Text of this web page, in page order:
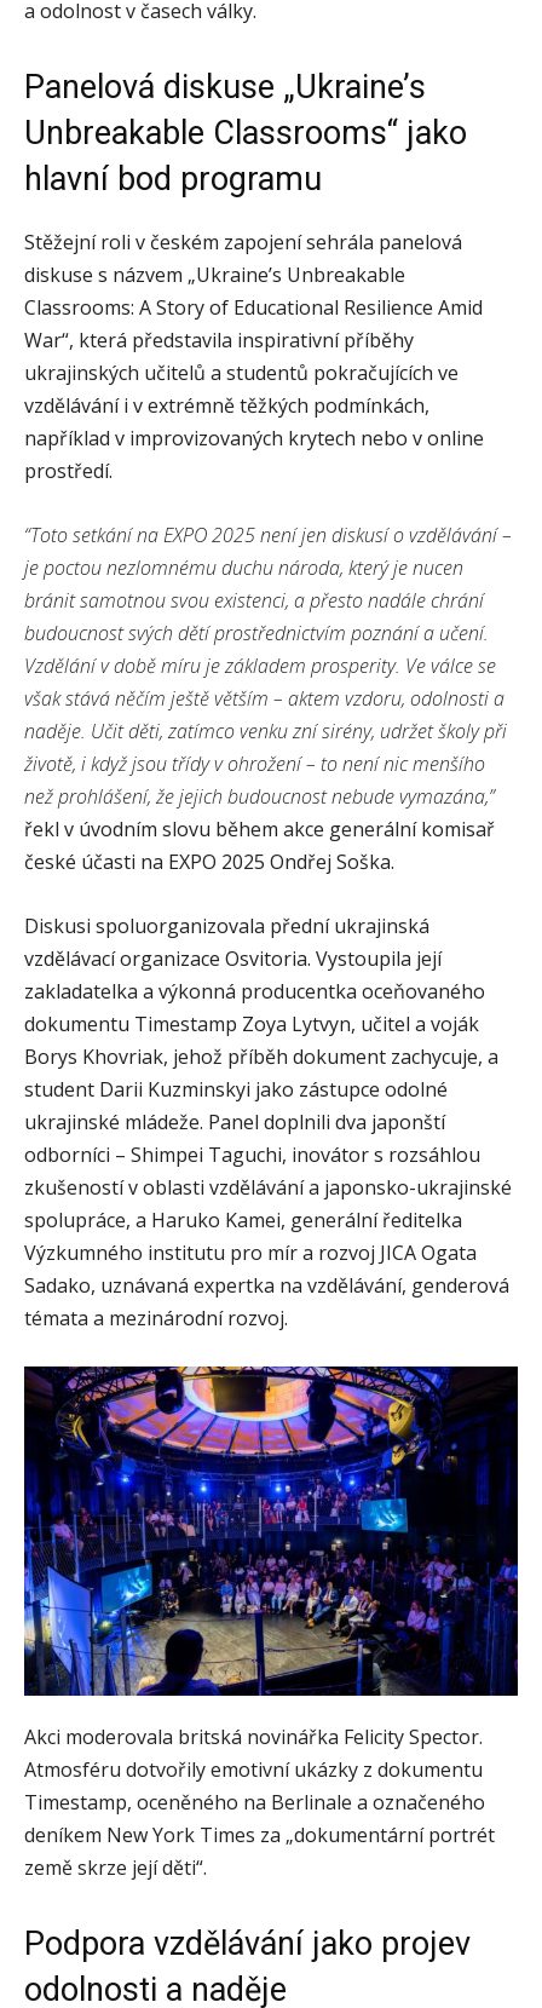
a odolnost v časech války.
Panelová diskuse „Ukraine’s
Unbreakable Classrooms“ jako
hlavní bod programu
Stěžejní roli v českém zapojení sehrála panelová
diskuse s názvem „Ukraine’s Unbreakable
Classrooms: A Story of Educational Resilience Amid
War“, která představila inspirativní příběhy
ukrajinských učitelů a studentů pokračujících ve
vzdělávání i v extrémně těžkých podmínkách,
například v improvizovaných krytech nebo v online
prostředí.
“Toto setkání na EXPO 2025 není jen diskusí o vzdělávání –
je poctou nezlomnému duchu národa, který je nucen
bránit samotnou svou existenci, a přesto nadále chrání
budoucnost svých dětí prostřednictvím poznání a učení.
Vzdělání v době míru je základem prosperity. Ve válce se
však stává něčím ještě větším – aktem vzdoru, odolnosti a
naděje. Učit děti, zatímco venku zní sirény, udržet školy při
životě, i když jsou třídy v ohrožení – to není nic menšího
než prohlášení, že jejich budoucnost nebude vymazána,”
řekl v úvodním slovu během akce generální komisař
české účasti na EXPO 2025 Ondřej Soška.
Diskusi spoluorganizovala přední ukrajinská
vzdělávací organizace Osvitoria. Vystoupila její
zakladatelka a výkonná producentka oceňovaného
dokumentu Timestamp Zoya Lytvyn, učitel a voják
Borys Khovriak, jehož příběh dokument zachycuje, a
student Darii Kuzminskyi jako zástupce odolné
ukrajinské mládeže. Panel doplnili dva japonští
odborníci – Shimpei Taguchi, inovátor s rozsáhlou
zkušeností v oblasti vzdělávání a japonsko-ukrajinské
spolupráce, a Haruko Kamei, generální ředitelka
Výzkumného institutu pro mír a rozvoj JICA Ogata
Sadako, uznávaná expertka na vzdělávání, genderová
témata a mezinárodní rozvoj.
Akci moderovala britská novinářka Felicity Spector.
Atmosféru dotvořily emotivní ukázky z dokumentu
Timestamp, oceněného na Berlinale a označeného
deníkem New York Times za „dokumentární portrét
země skrze její děti“.
Podpora vzdělávání jako projev
odolnosti a naděje